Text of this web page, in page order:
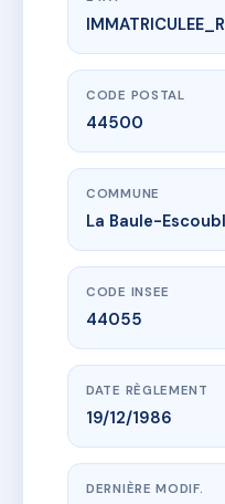
SDC CASTEL
24 che des mules
CODE POSTAL
44500
COMMUNE
La Baule-
CODE INSEE
44055
DATE RÈGLEMENT
19/12/1986
DERNIÈRE MODIF.